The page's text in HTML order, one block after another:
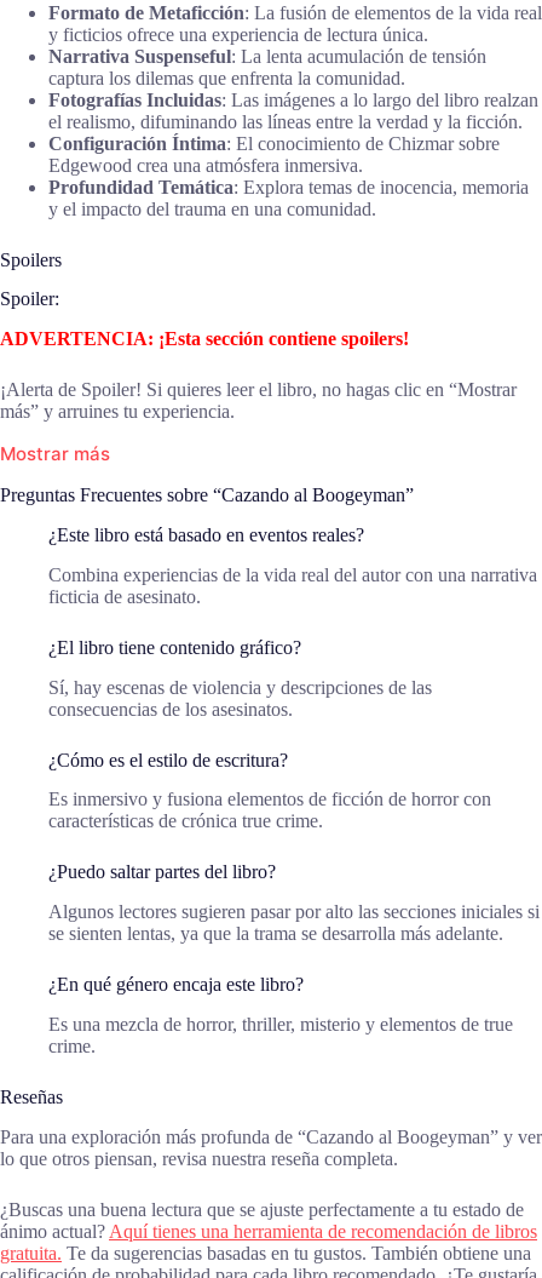
Formato de Metaficción: La fusión de elementos de la vida real
y ficticios ofrece una experiencia de lectura única.
Narrativa Suspenseful: La lenta acumulación de tensión
captura los dilemas que enfrenta la comunidad.
Fotografías Incluidas: Las imágenes a lo largo del libro realzan
el realismo, difuminando las líneas entre la verdad y la ficción.
Configuración Íntima: El conocimiento de Chizmar sobre
Edgewood crea una atmósfera inmersiva.
Profundidad Temática: Explora temas de inocencia, memoria
y el impacto del trauma en una comunidad.
Spoilers
Spoiler:
ADVERTENCIA: ¡Esta sección contiene spoilers!
¡Alerta de Spoiler! Si quieres leer el libro, no hagas clic en “Mostrar
más” y arruines tu experiencia.
Mostrar más
Preguntas Frecuentes sobre “Cazando al Boogeyman”
¿Este libro está basado en eventos reales?
Combina experiencias de la vida real del autor con una narrativa
ficticia de asesinato.
¿El libro tiene contenido gráfico?
Sí, hay escenas de violencia y descripciones de las
consecuencias de los asesinatos.
¿Cómo es el estilo de escritura?
Es inmersivo y fusiona elementos de ficción de horror con
características de crónica true crime.
¿Puedo saltar partes del libro?
Algunos lectores sugieren pasar por alto las secciones iniciales si
se sienten lentas, ya que la trama se desarrolla más adelante.
¿En qué género encaja este libro?
Es una mezcla de horror, thriller, misterio y elementos de true
crime.
Reseñas
Para una exploración más profunda de “Cazando al Boogeyman” y ver
lo que otros piensan, revisa nuestra reseña completa.
¿Buscas una buena lectura que se ajuste perfectamente a tu estado de
ánimo actual? Aquí tienes una herramienta de recomendación de libros
gratuita. Te da sugerencias basadas en tu gustos. También obtiene una